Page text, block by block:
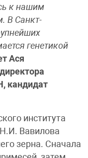
к нашим
В Санкт-
генетикой
Ася
кандидат
института
Вавилова
зерна. Сначала